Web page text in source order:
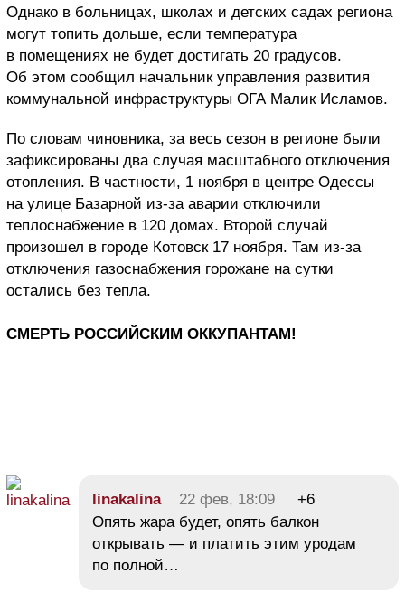
Однако в больницах, школах и детских садах региона
могут топить дольше, если температура
в помещениях не будет достигать 20 градусов.
Об этом сообщил начальник управления развития
коммунальной инфраструктуры ОГА Малик Исламов.
По словам чиновника, за весь сезон в регионе были
зафиксированы два случая масштабного отключения
отопления. В частности, 1 ноября в центре Одессы
на улице Базарной из-за аварии отключили
теплоснабжение в 120 домах. Второй случай
произошел в городе Котовск 17 ноября. Там из-за
отключения газоснабжения горожане на сутки
остались без тепла.
СМЕРТЬ РОССИЙСКИМ ОККУПАНТАМ!
linakalina 22 фев, 18:09
+6
Опять жара будет, опять балкон
открывать — и платить этим уродам
по полной…